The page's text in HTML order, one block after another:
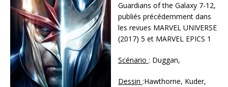
Guardians of the Galaxy 7-12,
publiés précédemment dans
les revues MARVEL UNIVERSE
(2017) 5 et MARVEL EPICS 1
Scénario : Duggan,
Dessin :Hawthorne, Kuder,